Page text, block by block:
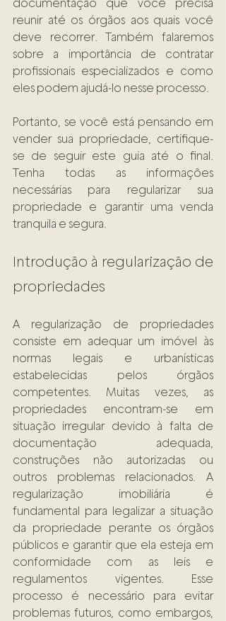
documentação que você precisa
reunir até os órgãos aos quais você
deve recorrer. Também falaremos
sobre a importância de contratar
profissionais especializados e como
eles podem ajudá-lo nesse processo.
Portanto, se você está pensando em
vender sua propriedade, certifique-
se de seguir este guia até o final.
Tenha todas as informações
necessárias para regularizar sua
propriedade e garantir uma venda
tranquila e segura.
Introdução à regularização de
propriedades
A regularização de propriedades
consiste em adequar um imóvel às
normas legais e urbanísticas
estabelecidas pelos órgãos
competentes. Muitas vezes, as
propriedades encontram-se em
situação irregular devido à falta de
documentação adequada,
construções não autorizadas ou
outros problemas relacionados. A
regularização imobiliária é
fundamental para legalizar a situação
da propriedade perante os órgãos
públicos e garantir que ela esteja em
conformidade com as leis e
regulamentos vigentes. Esse
processo é necessário para evitar
problemas futuros, como embargos,